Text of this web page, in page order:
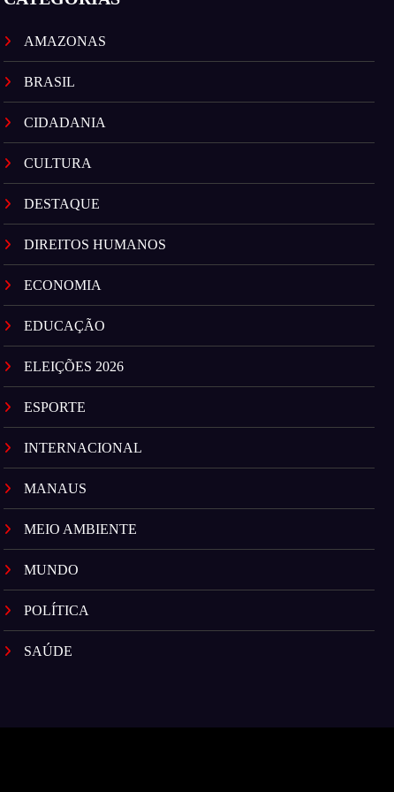
AMAZONAS
BRASIL
CIDADANIA
CULTURA
DESTAQUE
DIREITOS HUMANOS
ECONOMIA
EDUCAÇÃO
ELEIÇÕES 2026
ESPORTE
INTERNACIONAL
MANAUS
MEIO AMBIENTE
MUNDO
POLÍTICA
SAÚDE